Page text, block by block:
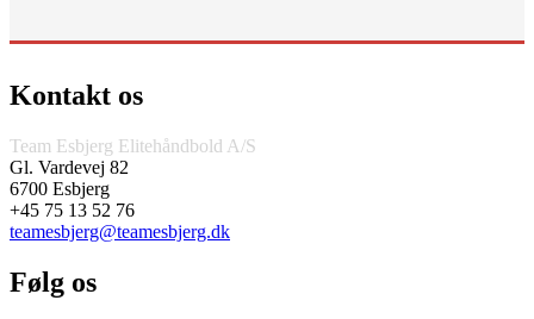
Kontakt os
Team Esbjerg Elitehåndbold A/S
Gl. Vardevej 82
6700 Esbjerg
+45 75 13 52 76
teamesbjerg@teamesbjerg.dk
Følg os